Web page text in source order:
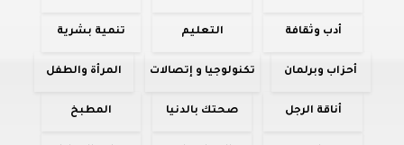
أدب وثقافة التعليم تنمية بشرية
أحزاب وبرلمان تكنولوجيا و إتصالات المرأة والطفل
أناقة الرجل صحتك بالدنيا المطبخ